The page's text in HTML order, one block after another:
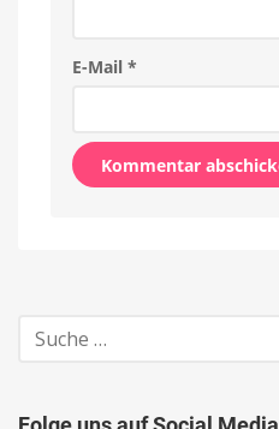
E-Mail *
Suche
nach: